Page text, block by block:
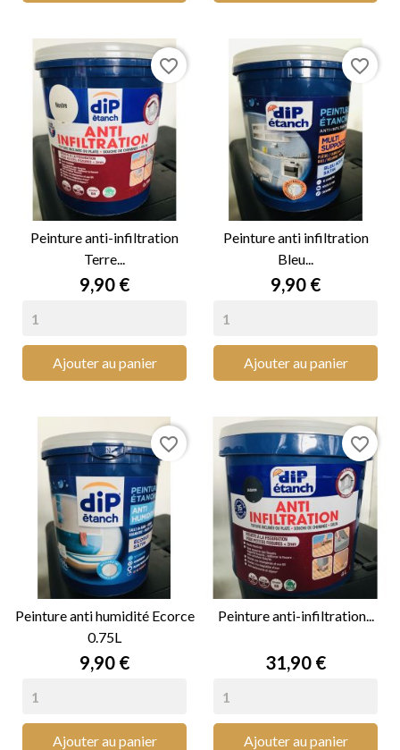
Peinture anti-infiltration
Terre...
Prix
9,90 €
Ajouter au panier
favorite_border
Peinture anti infiltration
Bleu...
Prix
9,90 €
Ajouter au panier
favorite_border
Peinture anti humidité Ecorce
0.75L
Prix
9,90 €
Ajouter au panier
favorite_border
Peinture anti-infiltration...
Prix
31,90 €
Ajouter au panier
favorite_border